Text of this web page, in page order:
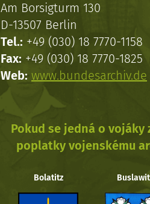
Am Borsigturm 130
D-13507 Berlin
Tel.: +49 (030) 18 7770-1158
Fax: +49 (030) 18 7770-1825
Web: www.bundesarchiv.de
Pokud se jedná o
poplatky vojenskému
Bolatitz